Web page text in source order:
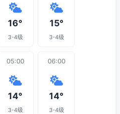
16°
3-4级
15°
3-4级
05:00
14°
3-4级
06:00
14°
3-4级